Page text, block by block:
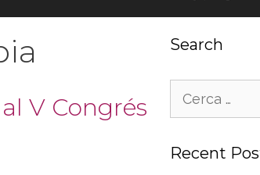
V Congrés
Search
Recent